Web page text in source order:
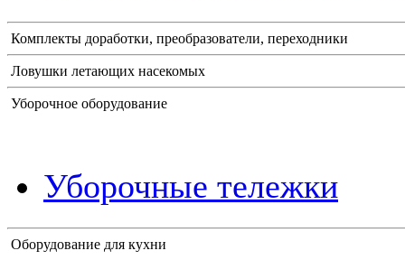
Комплекты доработки, преобразователи, переходники
Ловушки летающих насекомых
Уборочное оборудование
Уборочные тележки
Оборудование для кухни